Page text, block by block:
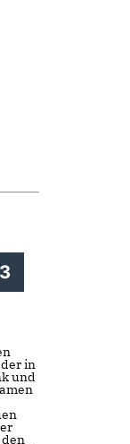
in
und